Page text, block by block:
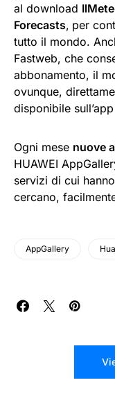
al download
Forecasts, per
tutto il mondo.
Fastweb, che
abbonamento, il
ovunque,
disponibile
Ogni mese nuove
HUAWEI
servizi di cui
cercano,
AppGallery